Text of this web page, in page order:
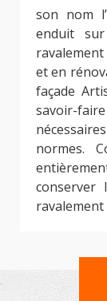
son nom
enduit
et en
façade
savoir-
normes.
conserver
ravalement